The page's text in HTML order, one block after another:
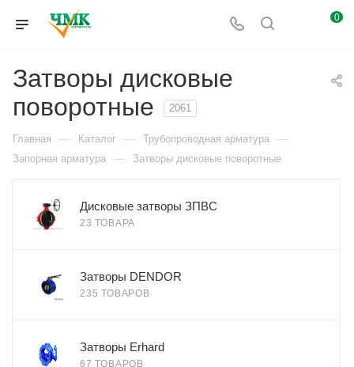
0
Затворы дисковые
поворотные
2061
Главная — Каталог — Трубопроводная арматура —
Запорная арматура — Затворы дисковые поворотные
Дисковые затворы ЗПВС
23 ТОВАРА
Затворы DENDOR
235 ТОВАРОВ
Затворы Erhard
67 ТОВАРОВ